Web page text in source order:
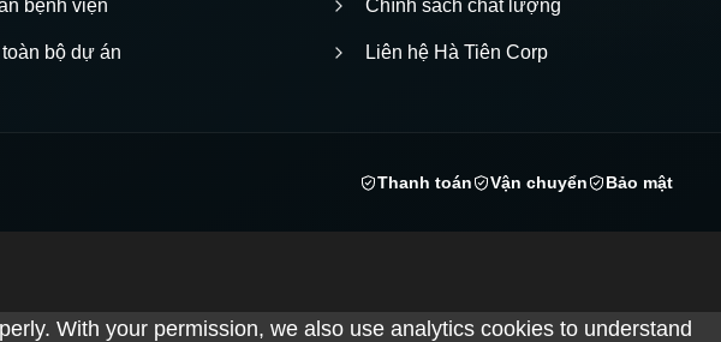
bệnh viện
bộ dự án
Chính sách chất lượng
Liên hệ Hà Tiên Corp
Thanh toán Vận chuyển Bảo mật
With your permission, we also use analytics cookies to understand